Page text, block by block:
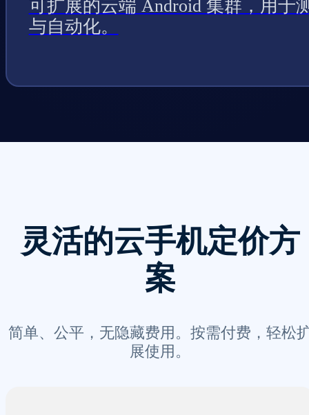
可扩展的云端 Android 集群，用于
与自动化。
灵活的云手机定价方
案
简单、公平，无隐藏费用。按需付费，轻松
展使用。